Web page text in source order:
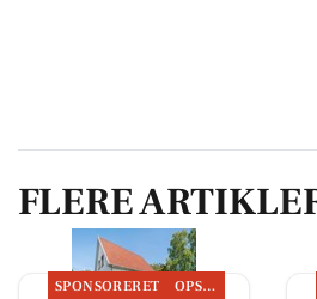
FLERE
SPONSORERET OPSLAGSTAVLEN